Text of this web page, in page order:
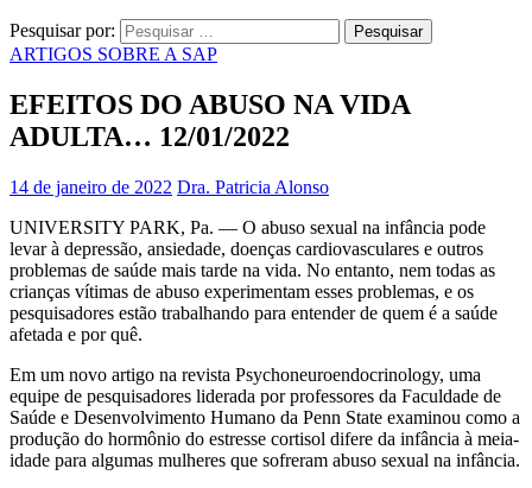
Pesquisar por:
ARTIGOS SOBRE A SAP
EFEITOS DO ABUSO NA VIDA
ADULTA… 12/01/2022
14 de janeiro de 2022 Dra. Patricia Alonso
UNIVERSITY PARK, Pa. — O abuso sexual na infância pode
levar à depressão, ansiedade, doenças cardiovasculares e outros
problemas de saúde mais tarde na vida. No entanto, nem todas as
crianças vítimas de abuso experimentam esses problemas, e os
pesquisadores estão trabalhando para entender de quem é a saúde
afetada e por quê.
Em um novo artigo na revista Psychoneuroendocrinology, uma
equipe de pesquisadores liderada por professores da Faculdade de
Saúde e Desenvolvimento Humano da Penn State examinou como a
produção do hormônio do estresse cortisol difere da infância à meia-
idade para algumas mulheres que sofreram abuso sexual na infância.